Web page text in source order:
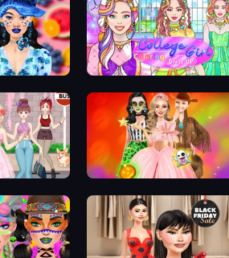
Makeup College Girl Coloring Dress Up
Up Games Iconic Halloween Costumes